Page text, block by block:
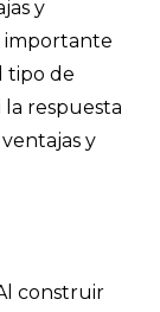
y
importante
tipo de
la respuesta
y
construir